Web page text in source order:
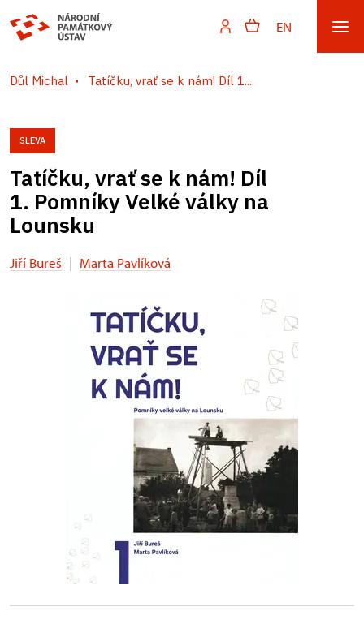
EN
Důl Michal Tatíčku, vrať se k nám! Díl 1....
SLEVA
Tatíčku, vrať se k nám! Díl
1. Pomníky Velké války na
Lounsku
Jiří Bureš | Marta Pavlíková